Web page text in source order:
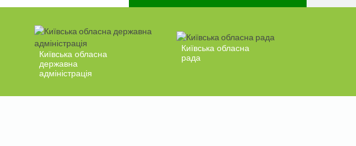
Київська обласна
державна
адміністрація
Київська обласна
рада